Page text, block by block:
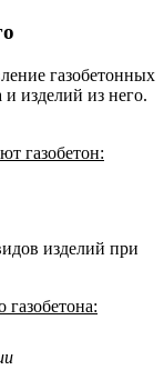
газобетонных
и изделий из него.
газобетон:
изделий при
газобетона: